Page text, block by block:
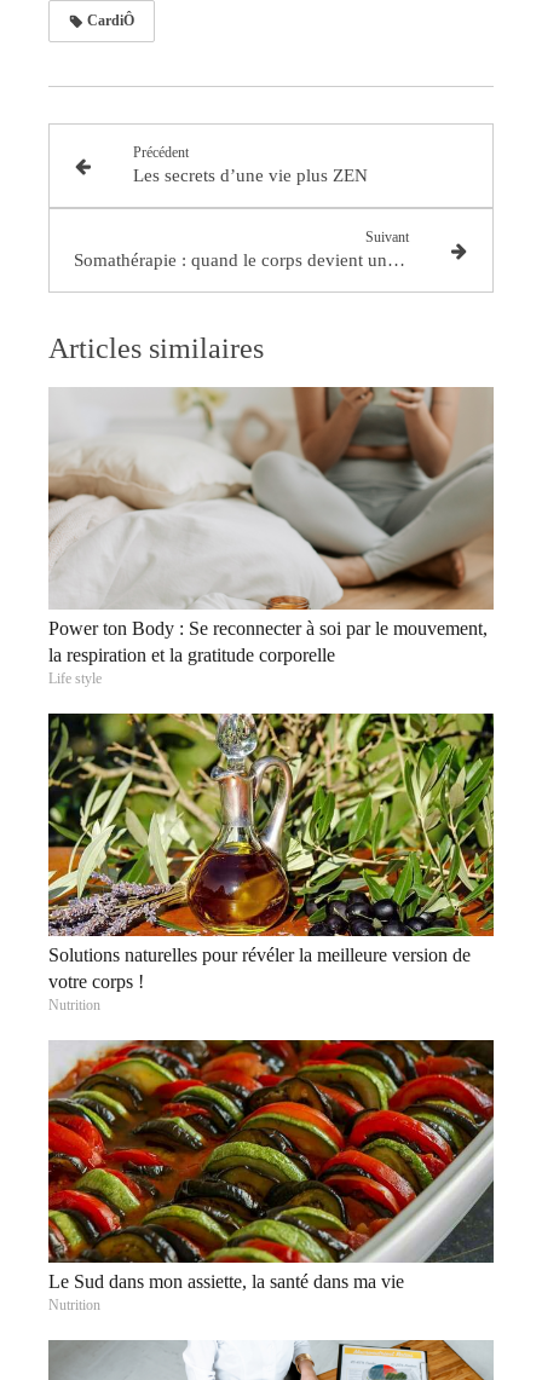
CardiÔ
Précédent
Les secrets d’une vie plus ZEN
Suivant
Somathérapie : quand le corps devient un chemin de transformation
Articles similaires
Power ton Body : Se reconnecter à soi par le mouvement,
la respiration et la gratitude corporelle
Life style
Solutions naturelles pour révéler la meilleure version de
votre corps !
Nutrition
Le Sud dans mon assiette, la santé dans ma vie
Nutrition